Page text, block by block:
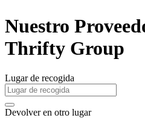
Nuestro
Thrifty Group
Lugar de recogida
Devolver en otro lugar